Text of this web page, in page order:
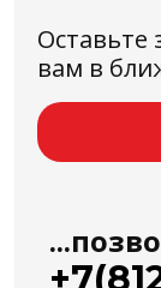
Оставьте
вам в